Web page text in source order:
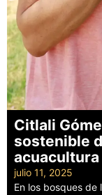
Citlali
sostenible
julio 11, 2025
En los bosques